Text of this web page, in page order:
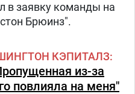
в заявку команды на
Брюинз".
КЭПИТАЛЗ
из-за
повлияла на меня"